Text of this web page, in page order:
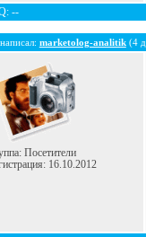
--
marketolog-analitik(4
Посетители
16.10.2012